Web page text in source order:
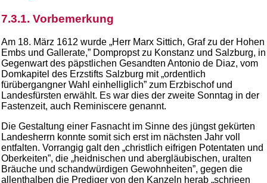
7.3.1. Vorbemerkung
Am 18. März 1612 wurde „Herr Marx Sittich, Graf zu der Hohen
Embs und Gallerate,” Dompropst zu Konstanz und Salzburg, in
Gegenwart des päpstlichen Gesandten Antonio de Diaz, vom
Domkapitel des Erzstifts Salzburg mit „ordentlich
fürübergangner Wahl einhelliglich” zum Erzbischof und
Landesfürsten erwählt. Es war dies der zweite Sonntag in der
Fastenzeit, auch Reminiscere genannt.
Die Gestaltung einer Fasnacht im Sinne des jüngst gekürten
Landesherrn konnte somit sich erst im nächsten Jahr voll
entfalten. Vorrangig galt den „christlich eifrigen Potentaten und
Oberkeiten”, die „heidnischen und abergläubischen, uralten
Bräuche und schandwürdigen Gewohnheiten”, gegen die
allenthalben die Prediger von den Kanzeln herab „schrieen